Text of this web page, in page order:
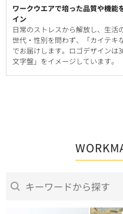
ワークウエアで培った品質や機能
イン
日常のストレスから解放し、生活
世代・性別を問わず、「カイテキ
でお届けします。ロゴデザインは
文字盤」をイメージしています。